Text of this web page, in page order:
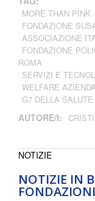
MORE THAN PINK
FONDAZIONE
ASSOCIAZIONE
FONDAZIONE
ROMA
SERVIZI E
WELFARE
G7 DELLA SALUTE
AUTORE/I:
NOTIZIE IN
FONDAZIONI
NOTIZIE